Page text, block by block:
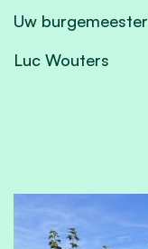
Uw burgemeester
Luc Wouters